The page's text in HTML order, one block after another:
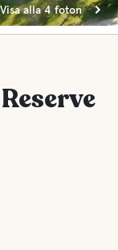
Visa alla 4 foton